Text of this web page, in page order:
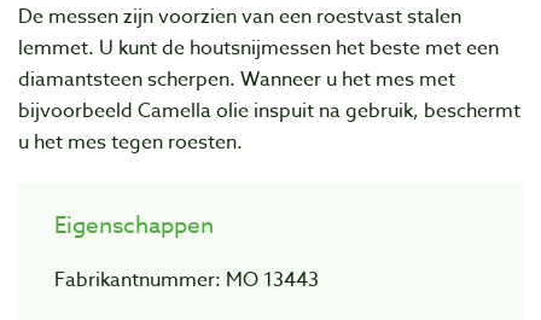
De messen zijn voorzien van een roestvast stalen
lemmet. U kunt de houtsnijmessen het beste met een
diamantsteen scherpen. Wanneer u het mes met
bijvoorbeeld Camella olie inspuit na gebruik, beschermt
u het mes tegen roesten.
Eigenschappen
Fabrikantnummer: MO 13443